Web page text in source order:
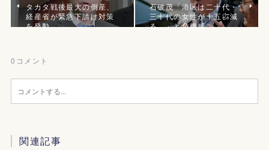
タカタ戦後最大の倒産、
経産省が緊急下請け対策
を発動
石破茂「港区は二十代・
三十代の女性が十五㌫減
る。」と危機感
0 コメント
関連記事